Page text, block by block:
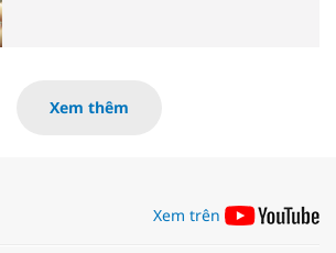
Xem thêm
Xem trên